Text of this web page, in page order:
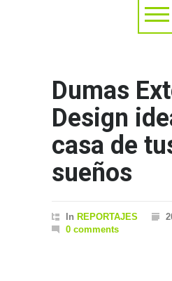
Dumas
Design
casa de
sueños
In REPORTAJES
0 comments